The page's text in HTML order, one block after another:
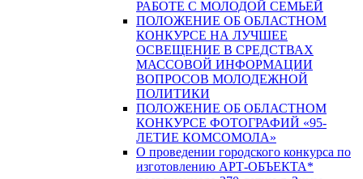
РАБОТЕ С МОЛОДОЙ СЕМЬЕЙ
ПОЛОЖЕНИЕ ОБ ОБЛАСТНОМ
КОНКУРСЕ НА ЛУЧШЕЕ
ОСВЕЩЕНИЕ В СРЕДСТВАХ
МАССОВОЙ ИНФОРМАЦИИ
ВОПРОСОВ МОЛОДЕЖНОЙ
ПОЛИТИКИ
ПОЛОЖЕНИЕ ОБ ОБЛАСТНОМ
КОНКУРСЕ ФОТОГРАФИЙ «95-
ЛЕТИЕ КОМСОМОЛА»
О проведении городского конкурса по
изготовлению АРТ-ОБЪЕКТА*